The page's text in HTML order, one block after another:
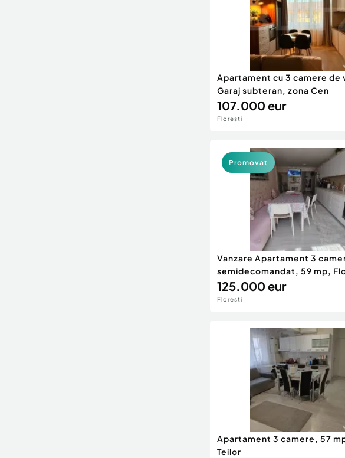
Apartament cu 3 camere de
Garaj subteran, zona Cen
107.000 eur
Floresti
Vanzare Apartament 3
semidecomandat, 59 mp,
125.000 eur
Floresti
Promovat
Apartament 3 camere, 57
Teilor